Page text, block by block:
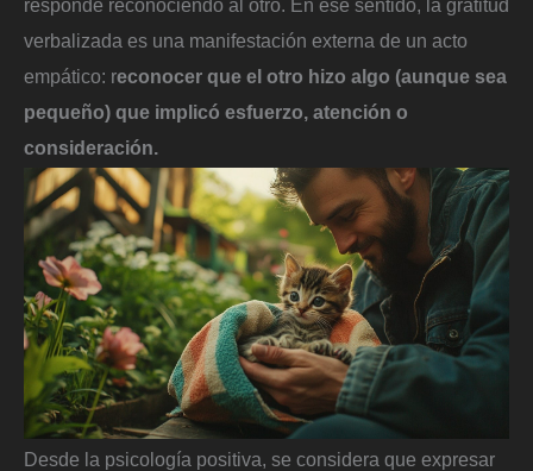
responde reconociendo al otro. En ese sentido, la gratitud
verbalizada es una manifestación externa de un acto
empático: reconocer que el otro hizo algo (aunque sea
pequeño) que implicó esfuerzo, atención o
consideración.
Desde la psicología positiva, se considera que expresar